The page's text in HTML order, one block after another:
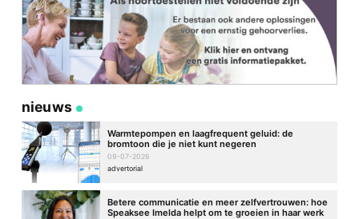
nieuws
Warmtepompen en laagfrequent geluid: de
bromtoon die je niet kunt negeren
09-07-2026
advertorial
Betere communicatie en meer zelfvertrouwen: hoe
Speaksee Imelda helpt om te groeien in haar werk